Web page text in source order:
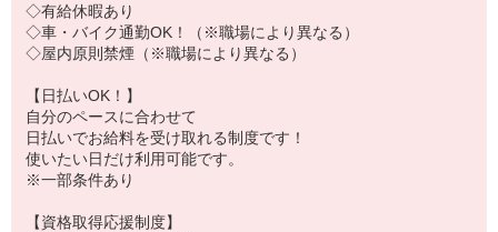
◇有給休暇あり
◇車・バイク通勤OK！（※職場により異なる）
◇屋内原則禁煙（※職場により異なる）
【日払いOK！】
自分のペースに合わせて
日払いでお給料を受け取れる制度です！
使いたい日だけ利用可能です。
※一部条件あり
【資格取得応援制度】